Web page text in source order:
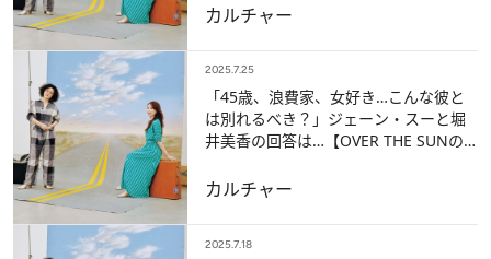
カルチャー
2025.7.25
「45歳、浪費家、女好き…こんな彼と
は別れるべき？」ジェーン・スーと堀
井美香の回答は…【OVER THE SUNの
カルチャー
2025.7.18